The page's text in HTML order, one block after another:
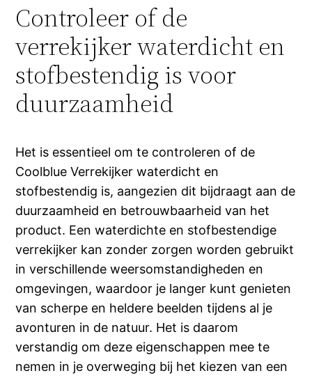
Controleer of de
verrekijker waterdicht en
stofbestendig is voor
duurzaamheid
Het is essentieel om te controleren of de
Coolblue Verrekijker waterdicht en
stofbestendig is, aangezien dit bijdraagt aan de
duurzaamheid en betrouwbaarheid van het
product. Een waterdichte en stofbestendige
verrekijker kan zonder zorgen worden gebruikt
in verschillende weersomstandigheden en
omgevingen, waardoor je langer kunt genieten
van scherpe en heldere beelden tijdens al je
avonturen in de natuur. Het is daarom
verstandig om deze eigenschappen mee te
nemen in je overweging bij het kiezen van een